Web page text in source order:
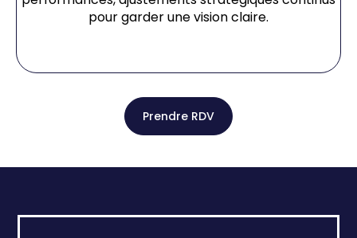
pour garder une vision claire.
Prendre RDV